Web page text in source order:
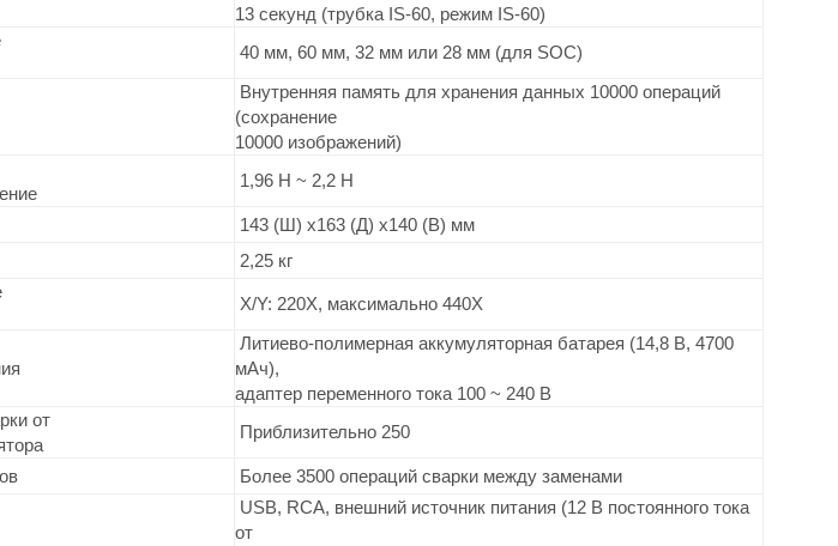
13 секунд (трубка IS-60, режим IS-60)
40 мм, 60 мм, 32 мм или 28 мм (для SOC)
Внутренняя память для хранения данных 10000 операций
(сохранение
10000 изображений)
1,96 Н ~ 2,2 Н
143 (Ш) x163 (Д) x140 (В) мм
2,25 кг
X/Y: 220Х, максимально 440X
Литиево-полимерная аккумуляторная батарея (14,8 В, 4700
мАч),
адаптер переменного тока 100 ~ 240 В
от
Приблизительно 250
Более 3500 операций сварки между заменами
USB, RCA, внешний источник питания (12 В постоянного тока
от